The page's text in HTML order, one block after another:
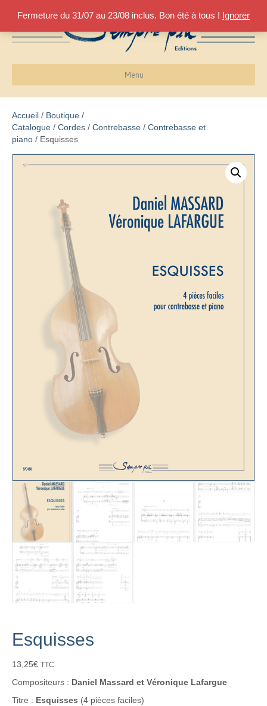
Fermeture du 31/07 au 23/08 inclus. Bon été à tous ! Ignorer
Menu
Accueil / Boutique /
Catalogue / Cordes / Contrebasse / Contrebasse et
piano / Esquisses
Esquisses
13,25€ TTC
Compositeurs : Daniel Massard et Véronique Lafargue
Titre : Esquisses (4 pièces faciles)